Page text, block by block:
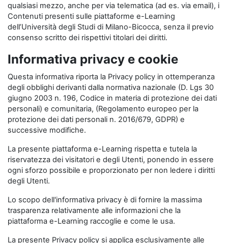
qualsiasi mezzo, anche per via telematica (ad es. via email), i
Contenuti presenti sulle piattaforme e-Learning
dell’Università degli Studi di Milano-Bicocca, senza il previo
consenso scritto dei rispettivi titolari dei diritti.
Informativa privacy e cookie
Questa informativa riporta la Privacy policy in ottemperanza
degli obblighi derivanti dalla normativa nazionale (D. Lgs 30
giugno 2003 n. 196, Codice in materia di protezione dei dati
personali) e comunitaria, (Regolamento europeo per la
protezione dei dati personali n. 2016/679, GDPR) e
successive modifiche.
La presente piattaforma e-Learning rispetta e tutela la
riservatezza dei visitatori e degli Utenti, ponendo in essere
ogni sforzo possibile e proporzionato per non ledere i diritti
degli Utenti.
Lo scopo dell'informativa privacy è di fornire la massima
trasparenza relativamente alle informazioni che la
piattaforma e-Learning raccoglie e come le usa.
La presente Privacy policy si applica esclusivamente alle